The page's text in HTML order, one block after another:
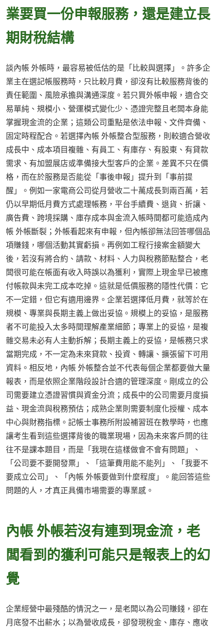
業要買一份申報服務，還是建立長
期財稅結構
談內帳 外帳時，最容易被低估的是「比較與選擇」。許多企
業主在選記帳服務時，只比較月費，卻沒有比較服務背後的
責任範圍、風險承擔與溝通深度。若只買外帳申報，適合交
易單純、規模小、營運模式變化少、憑證完整且老闆本身能
掌握現金流的企業；這類公司重點是依法申報、文件齊備、
固定時程配合。若選擇內帳 外帳整合型服務，則較適合營收
成長中、成本項目複雜、有員工、有庫存、有股東、有貸款
需求、有加盟展店或準備接大型客戶的企業。差異不只在價
格，而在於服務是否能從「事後申報」提升到「事前提
醒」。例如一家電商公司從月營收二十萬成長到兩百萬，若
仍以早期低月費方式處理帳務，平台手續費、退貨、折讓、
廣告費、跨境採購、庫存成本與金流入帳時間都可能造成內
帳 外帳斷裂；外帳看起來有申報，但內帳卻無法回答哪個品
項賺錢，哪個活動其實虧損。再例如工程行接案金額變大
後，若沒有將合約、請款、材料、人力與稅務節點整合，老
闆很可能在帳面有收入時誤以為獲利，實際上現金早已被應
付帳款與未完工成本吃掉。這就是低價服務的隱性代價：它
不一定錯，但它有適用邊界。企業若選擇低月費，就等於在
規模、專業與長期主義上做出妥協。規模上的妥協，是服務
者不可能投入太多時間理解產業細節；專業上的妥協，是複
雜交易未必有人主動拆解；長期主義上的妥協，是帳務只求
當期完成，不一定為未來貸款、投資、轉讓、擴張留下可用
資料。相反地，內帳 外帳整合並不代表每個企業都要做大量
報表，而是依照企業階段設計合適的管理深度。剛成立的公
司需要建立憑證習慣與資金分流；成長中的公司需要月度損
益、現金流與稅務預估；成熟企業則需要制度化授權、成本
中心與財務指標。記帳士事務所附設補習班在教學時，也應
讓考生看到這些選擇背後的職業現場，因為未來客戶問的往
往不是課本題目，而是「我現在這樣做會不會有問題」、
「公司要不要開發票」、「這筆費用能不能列」、「我要不
要成立公司」、「內帳 外帳要做到什麼程度」。能回答這些
問題的人，才真正具備市場需要的專業感。
內帳 外帳若沒有連到現金流，老
闆看到的獲利可能只是報表上的幻
覺
企業經營中最殘酷的情況之一，是老闆以為公司賺錢，卻在
月底發不出薪水；以為營收成長，卻發現稅金、庫存、應收